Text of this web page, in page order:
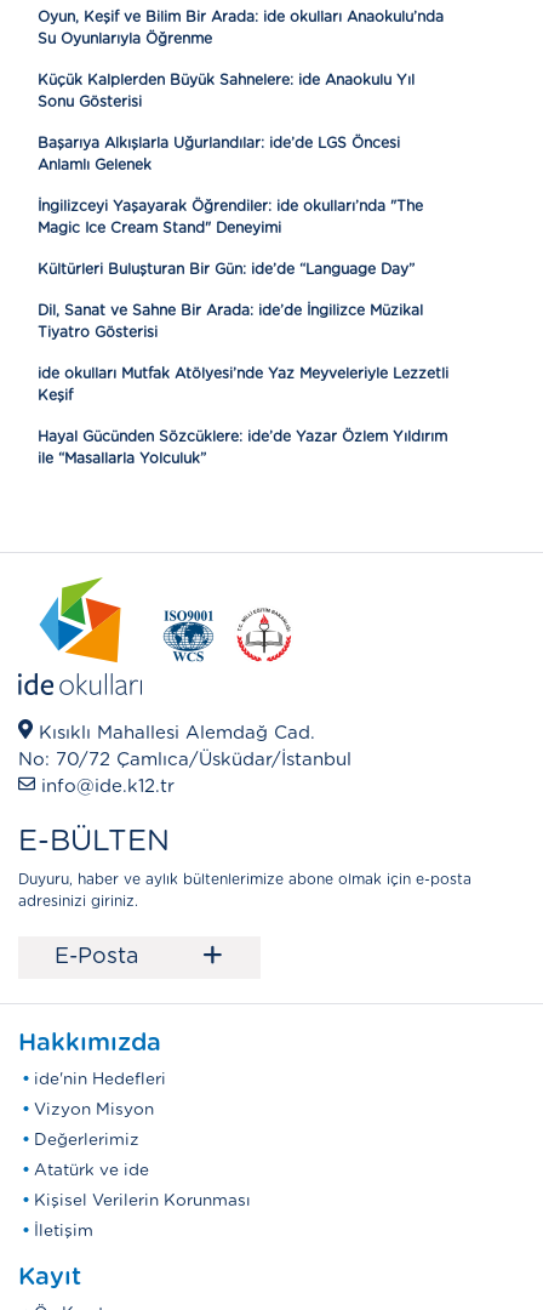
Oyun, Keşif ve Bilim Bir Arada: ide okulları Anaokulu’nda
Su Oyunlarıyla Öğrenme
Küçük Kalplerden Büyük Sahnelere: ide Anaokulu Yıl
Sonu Gösterisi
Başarıya Alkışlarla Uğurlandılar: ide’de LGS Öncesi
Anlamlı Gelenek
İngilizceyi Yaşayarak Öğrendiler: ide okulları’nda "The
Magic Ice Cream Stand" Deneyimi
Kültürleri Buluşturan Bir Gün: ide’de “Language Day”
Dil, Sanat ve Sahne Bir Arada: ide’de İngilizce Müzikal
Tiyatro Gösterisi
ide okulları Mutfak Atölyesi’nde Yaz Meyveleriyle Lezzetli
Keşif
Hayal Gücünden Sözcüklere: ide’de Yazar Özlem Yıldırım
ile “Masallarla Yolculuk”
Kısıklı Mahallesi Alemdağ Cad.
No: 70/72 Çamlıca/Üsküdar/İstanbul
info@ide.k12.tr
E-BÜLTEN
Duyuru, haber ve aylık bültenlerimize abone olmak için e-posta
adresinizi giriniz.
E-Posta +
Hakkımızda
ide'nin Hedefleri
Vizyon Misyon
Değerlerimiz
Atatürk ve ide
Kişisel Verilerin Korunması
İletişim
Kayıt